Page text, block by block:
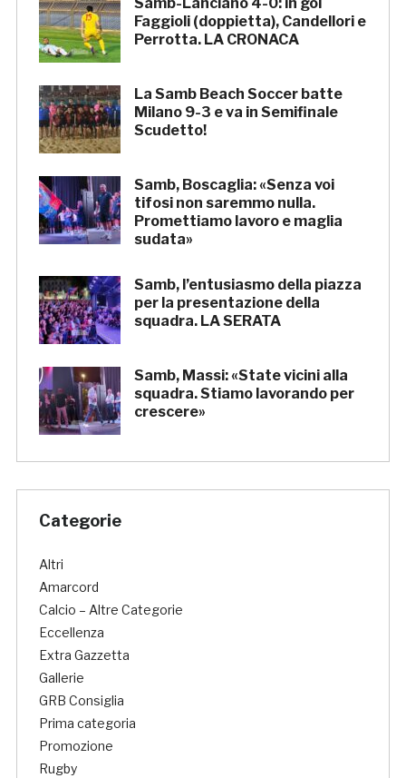
Samb-Lanciano 4-0: in gol
Faggioli (doppietta), Candellori e
Perrotta. LA CRONACA
La Samb Beach Soccer batte
Milano 9-3 e va in Semifinale
Scudetto!
Samb, Boscaglia: «Senza voi
tifosi non saremmo nulla.
Promettiamo lavoro e maglia
sudata»
Samb, l’entusiasmo della piazza
per la presentazione della
squadra. LA SERATA
Samb, Massi: «State vicini alla
squadra. Stiamo lavorando per
crescere»
Categorie
Altri
Amarcord
Calcio – Altre Categorie
Eccellenza
Extra Gazzetta
Gallerie
GRB Consiglia
Prima categoria
Promozione
Rugby